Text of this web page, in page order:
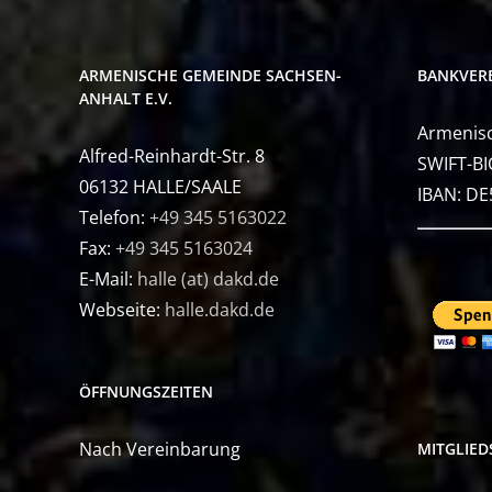
ARMENISCHE GEMEINDE SACHSEN-
ANHALT E.V.
Alfred-Reinhardt-Str. 8
06132 HALLE/SAALE
Telefon: +49 345 5163022
Fax: +49 345 5163024
E-Mail: halle (at) dakd.de
Webseite: halle.dakd.de
ÖFFNUNGSZEITEN
Nach Vereinbarung
SWIFT-
IBAN: